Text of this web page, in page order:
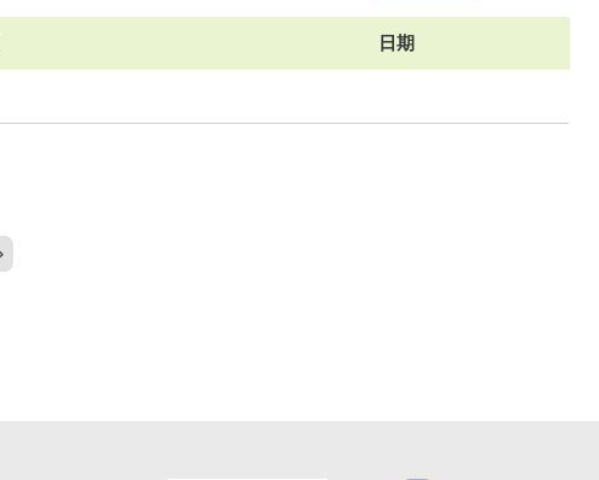
日期